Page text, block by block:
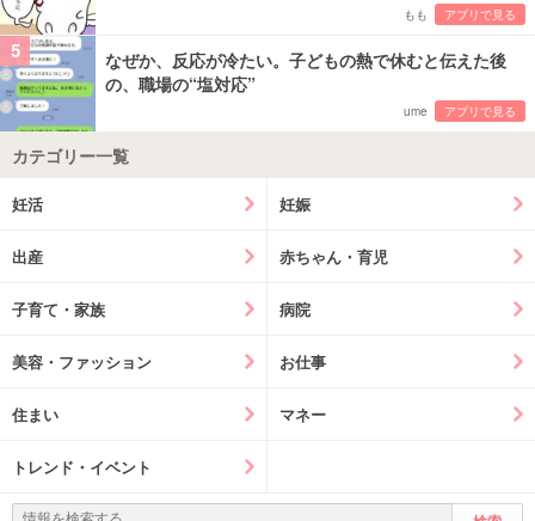
もも アプリで見る
5
なぜか、反応が冷たい。子どもの熱で休むと伝えた後
の、職場の“塩対応”
ume アプリで見る
カテゴリー一覧
妊活 妊娠
出産 赤ちゃん・育児
子育て・家族 病院
美容・ファッション お仕事
住まい マネー
トレンド・イベント